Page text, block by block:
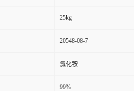
25kg
20548-08-7
氯化铵
99%